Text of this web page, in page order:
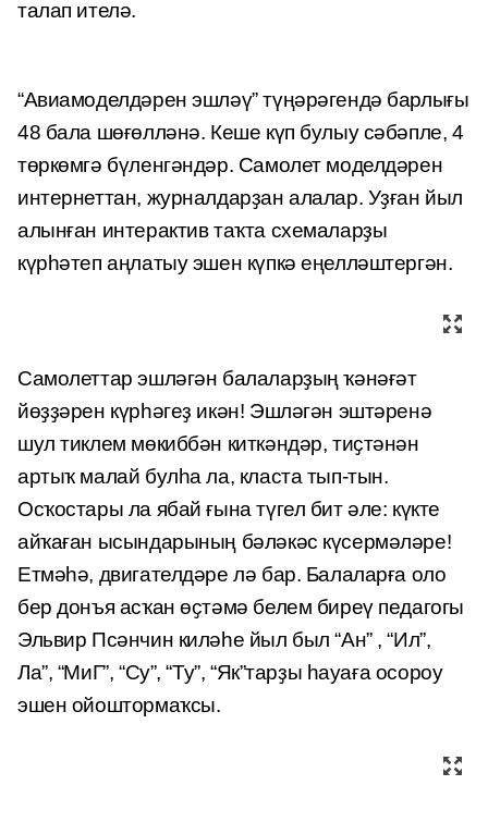
талап ителә.
“Авиамоделдәрен эшләү” түңәрәгендә барлығы
48 бала шөғөлләнә. Кеше күп булыу сәбәпле, 4
төркөмгә бүленгәндәр. Самолет моделдәрен
интернеттан, журналдарҙан алалар. Уҙған йыл
алынған интерактив таҡта схемаларҙы
күрһәтеп аңлатыу эшен күпкә еңелләштергән.
Самолеттар эшләгән балаларҙың ҡәнәғәт
йөҙҙәрен күрһәгеҙ икән! Эшләгән эштәренә
шул тиклем мөкиббән киткәндәр, тиҫтәнән
артыҡ малай булһа ла, класта тып-тын.
Осҡостары ла ябай ғына түгел бит әле: күкте
айҡаған ысындарының бәләкәс күсермәләре!
Етмәһә, двигателдәре лә бар. Балаларға оло
бер донъя асҡан өҫтәмә белем биреү педагогы
Эльвир Псәнчин киләһе йыл был “Ан” , “Ил”,
Ла”, “МиГ”, “Су”, “Ту”, “Як”тарҙы һауаға осороу
эшен ойоштормаҡсы.